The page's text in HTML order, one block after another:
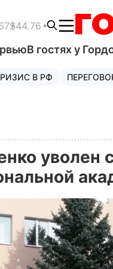
$44.76
В гостях у
В РФ
уволен